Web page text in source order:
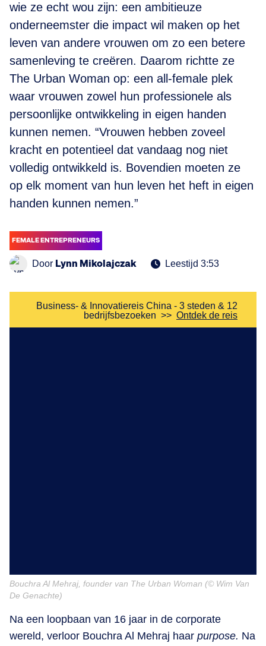
wie ze echt wou zijn: een ambitieuze
onderneemster die impact wil maken op het
leven van andere vrouwen om zo een betere
samenleving te creëren. Daarom richtte ze
The Urban Woman op: een all-female plek
waar vrouwen zowel hun professionele als
persoonlijke ontwikkeling in eigen handen
kunnen nemen. “Vrouwen hebben zoveel
kracht en potentieel dat vandaag nog niet
volledig ontwikkeld is. Bovendien moeten ze
op elk moment van hun leven het heft in eigen
handen kunnen nemen.”
FEMALE ENTREPRENEURS
Door Lynn Mikolajczak Leestijd 3:53
Business- & Innovatiereis China - 3 steden & 12
bedrijfsbezoeken >> Ontdek de reis
Bouchra Al Mehraj, founder van The Urban Woman (© Wim Van
De Genachte)
Na een loopbaan van 16 jaar in de corporate
wereld, verloor Bouchra Al Mehraj haar purpose. Na